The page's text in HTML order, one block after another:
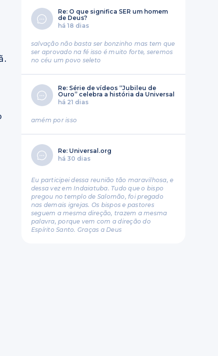
Re: O que significa SER um homem
de Deus?
há 18 dias
salvação não basta ser bonzinho mas tem que
ser aprovado na fé isso é muito forte, seremos
no céu um povo seleto
Re: Série de vídeos “Jubileu de
Ouro” celebra a história da Universal
há 21 dias
amém por isso
Re: Universal.org
há 30 dias
Eu participei dessa reunião tão maravilhosa, e
dessa vez em Indaiatuba. Tudo que o bispo
pregou no templo de Salomão, foi pregado
nas demais igrejas. Os bispos e pastores
seguem a mesma direção, trazem a mesma
palavra, porque vem com a direção do
Espírito Santo. Graças a Deus